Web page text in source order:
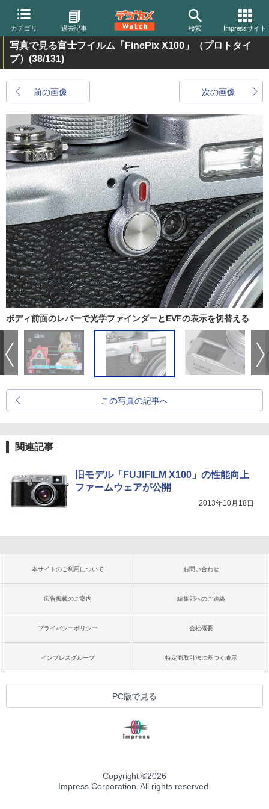
カテゴリ 過去記事 検索 Impressサイト
写真で見る富士フイルム「FinePix X100」（プロトタイ
プ） (38/131)
前の画像 次の画像
ボディ前面のレバーで光学ファインダーとEVFの表示を切替える
この写真の記事へ
関連記事
旧モデル「FUJIFILM X100」の性能向上
ファームウェアが公開
2013年10月18日
本サイトのご利用について お問い合わせ
広告掲載のご案内 編集部へのご連絡
プライバシーポリシー 会社概要
インプレスグループ 特定商取引法に基づく表示
PC版で見る
Copyright ©2026
Impress Corporation. All rights reserved.